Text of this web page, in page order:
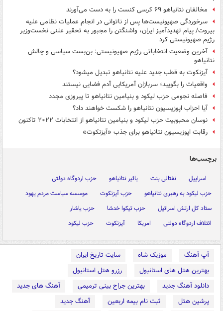
مخالفان نتانیاهو ۶۹ کرسی کنست را به دست می‌آورند
سرخوردگی صهیونیست‌ها پس از ناتوانی در انجام عملیات نظامی علیه
بیروت/ پیام تهدیدآمیز ایران، واشنگتن را مجبور به تحقیر علنی نخست‌وزیر
رژیم صهیونیستی کرد
آخرین وضعیت انتخاباتی رژیم صهیونیستی: بن‌بست سیاسی و چالش
نتانیاهو
آیزنکوت به قطب جدید علیه نتانیاهو تبدیل می‎شود؟
واقعیات را بگویید؛ سربازان آمریکایی آدم فضایی نیستند
فاصله نجومی حزب لیکود و بنیامین نتانیاهو تا پیروزی مجدد
آیا احزاب اپوزیسیون نتانیاهو را شکست خواهند داد؟
نوسان محبوبیت حزب لیکود و بنیامین نتانیاهو از انتخابات ۲۰۲۲ تاکنون
رقابت اپوزیسیون نتانیاهو برای جذب «آیزنکوت»
برچسب‌ها
اسراییل نفتالی بنت یائیر نتانیاهو
حزب اردوگاه دولتی
حزب لیکود به رهبری نتانیاهو
حزب آیزنکوت
موسسه سیاست مردم یهود
ستاد کل ارتش اسرائیل
حزب تیکوا خدشا
حزب یاشار
ائتلاف اردوگاه دولتی
امریکا آیزنکوت حزب لیکود
آپ آهنگ موزیک شاه
سایت تاریخ ایران
بهترین هتل های استانبول
رزرو هتل استانبول
دانلود آهنگ جدید
بهترین جراح بینی ترمیمی
آهنگ های جدید
پرشین هتل
ثبت نام بیمه اربعین
آهنگ جدید